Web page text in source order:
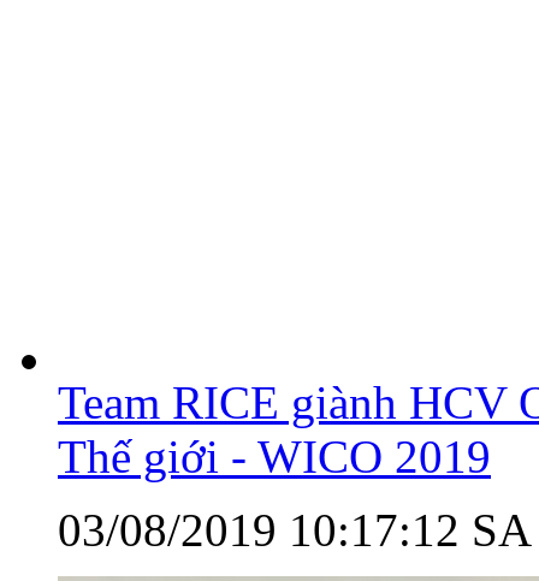
Team RICE giành HCV
Thế giới - WICO 2019
03/08/2019 10:17:12 SA